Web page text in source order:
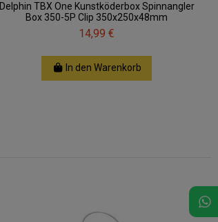
Delphin TBX One Kunstköderbox Spinnangler
Box 350-5P Clip 350x250x48mm
14,99 €
In den Warenkorb